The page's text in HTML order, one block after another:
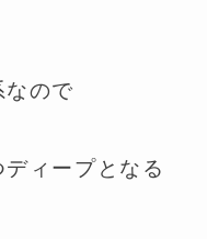
なので
ィープとなる